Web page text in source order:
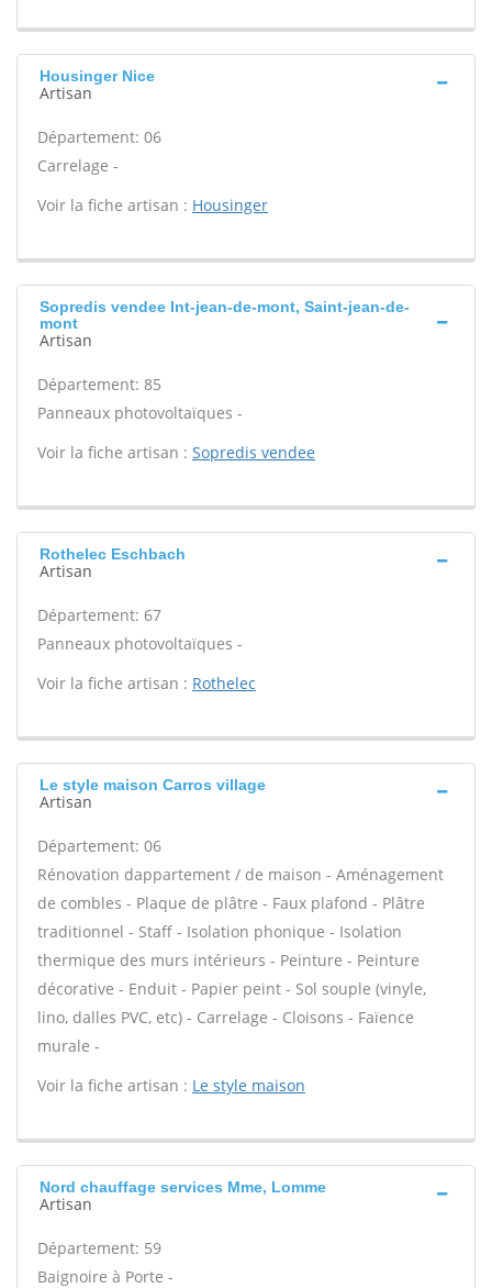
Housinger Nice
Artisan
Département: 06
Carrelage -
Voir la fiche artisan : Housinger
Sopredis vendee Int-jean-de-mont, Saint-jean-de-
mont
Artisan
Département: 85
Panneaux photovoltaïques -
Voir la fiche artisan : Sopredis vendee
Rothelec Eschbach
Artisan
Département: 67
Panneaux photovoltaïques -
Voir la fiche artisan : Rothelec
Le style maison Carros village
Artisan
Département: 06
Rénovation dappartement / de maison - Aménagement
de combles - Plaque de plâtre - Faux plafond - Plâtre
traditionnel - Staff - Isolation phonique - Isolation
thermique des murs intérieurs - Peinture - Peinture
décorative - Enduit - Papier peint - Sol souple (vinyle,
lino, dalles PVC, etc) - Carrelage - Cloisons - Faïence
murale -
Voir la fiche artisan : Le style maison
Nord chauffage services Mme, Lomme
Artisan
Département: 59
Baignoire à Porte -